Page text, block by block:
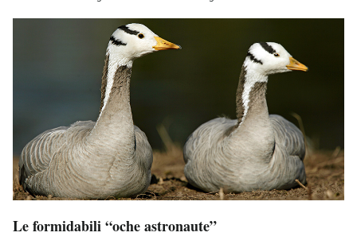
Le formidabili “oche astronaute”